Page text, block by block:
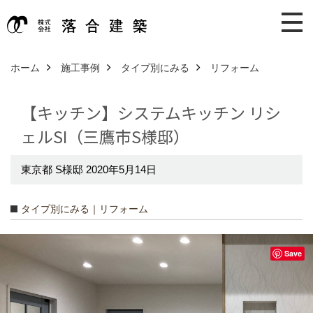
ホーム 施工事例 タイプ別にみる リフォーム
【キッチン】システムキッチン リシ
ェルSI（三鷹市S様邸）
東京都 S様邸 2020年5月14日
タイプ別にみる｜リフォーム
Save